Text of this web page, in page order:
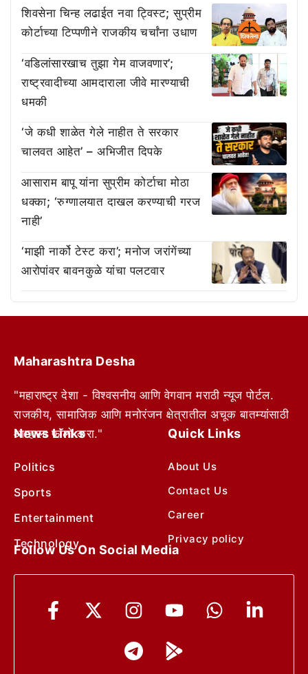
शिवसेना चिन्ह लढाईत नवा ट्विस्ट; सुप्रीम
कोर्टाच्या टिप्पणीने राजकीय चर्चांना उधाण
‘वडिलांसारखाच तुझा गेम वाजवणार’;
राष्ट्रवादीच्या आमदाराला जीवे मारण्याची
धमकी
‘जे कधी शाळेत गेले नाहीत ते सरकार
चालवत आहेत’ – अभिजीत दिपके
आसाराम बापू यांना सुप्रीम कोर्टाचा मोठा
धक्का; ‘रुग्णालयात दाखल करण्याची गरज
नाही’
‘माझी नार्को टेस्ट करा’; मनोज जरांगेंच्या
आरोपांवर बावनकुळे यांचा पलटवार
Maharashtra Desha
"महाराष्ट्र देशा - विश्वसनीय आणि वेगवान मराठी न्यूज पोर्टल.
राजकीय, सामाजिक आणि मनोरंजन क्षेत्रातील अचूक बातम्यांसाठी
आम्हाला फॉलो करा."
News Links
Politics
Sports
Entertainment
Technology
Quick Links
About Us
Contact Us
Career
Privacy policy
Follow Us On Social Media